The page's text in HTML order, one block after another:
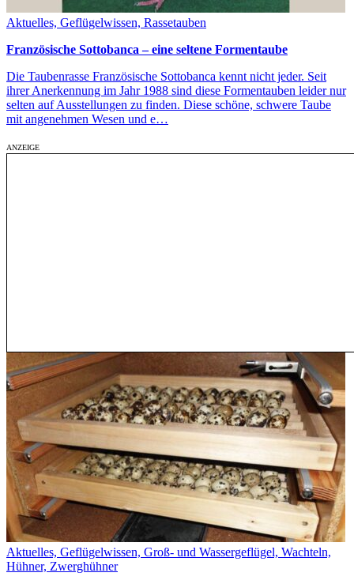
Aktuelles, Geflügelwissen, Rassetauben
Französische Sottobanca – eine seltene Formentaube
Die Taubenrasse Französische Sottobanca kennt nicht jeder. Seit
ihrer Anerkennung im Jahr 1988 sind diese Formentauben leider nur
selten auf Ausstellungen zu finden. Diese schöne, schwere Taube
mit angenehmen Wesen und e…
Aktuelles, Geflügelwissen, Groß- und Wassergeflügel, Wachteln,
Hühner, Zwerghühner